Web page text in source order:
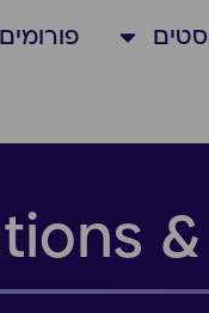
פורומים